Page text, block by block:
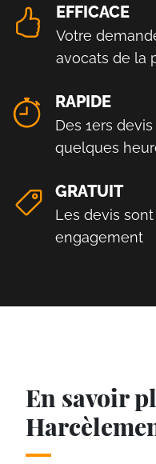
EFFICACE
Votre
avocats de la
RAPIDE
Des 1ers
quelques
GRATUIT
Les devis
engagement
En savoir